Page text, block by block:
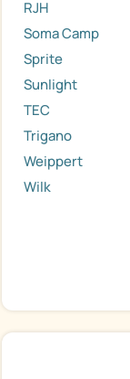
RJH
Soma Camp
Sprite
Sunlight
TEC
Trigano
Weippert
Wilk